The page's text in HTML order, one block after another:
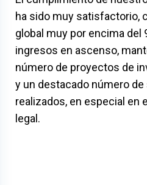
ha sido muy satisfactorio,
global muy por encima del
ingresos en ascenso,
número de proyectos de
y un destacado número
realizados, en especial en
legal.